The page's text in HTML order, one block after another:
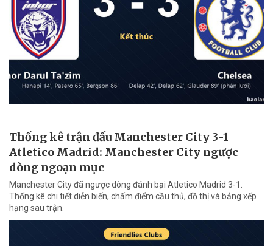
Thống kê trận đấu Manchester City 3-1
Atletico Madrid: Manchester City ngược
dòng ngoạn mục
Manchester City đã ngược dòng đánh bại Atletico Madrid 3-1.
Thống kê chi tiết diễn biến, chấm điểm cầu thủ, đồ thị và bảng xếp
hạng sau trận.